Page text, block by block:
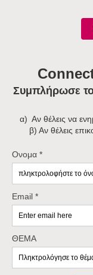
Συμπλήρωσε
α) Αν θέλεις να
β) Αν θέλεις
Ονομα *
Email *
ΘΕΜΑ